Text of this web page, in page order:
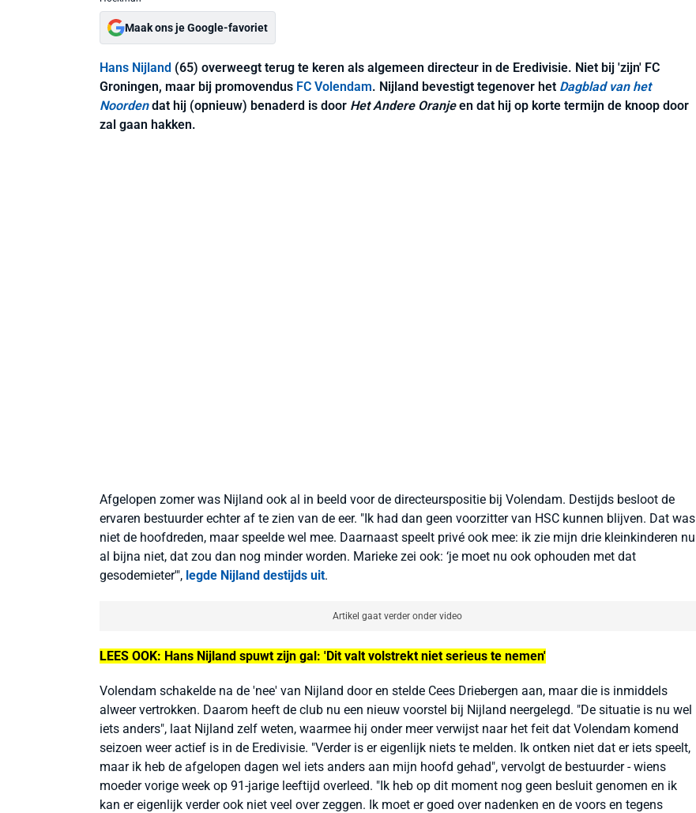
Maak ons je Google-favoriet
Hans Nijland (65) overweegt terug te keren als algemeen directeur in de Eredivisie. Niet bij 'zijn' FC
Groningen, maar bij promovendus FC Volendam. Nijland bevestigt tegenover het Dagblad van het
Noordendat hij (opnieuw) benaderd is door Het Andere Oranjeen dat hij op korte termijn de knoop door
zal gaan hakken.
Afgelopen zomer was Nijland ook al in beeld voor de directeurspositie bij Volendam. Destijds besloot de
ervaren bestuurder echter af te zien van de eer. "Ik had dan geen voorzitter van HSC kunnen blijven. Dat was
niet de hoofdreden, maar speelde wel mee. Daarnaast speelt privé ook mee: ik zie mijn drie kleinkinderen nu
al bijna niet, dat zou dan nog minder worden. Marieke zei ook: ‘je moet nu ook ophouden met dat
gesodemieter'", legde Nijland destijds uit.
Artikel gaat verder onder video
LEES OOK: Hans Nijland spuwt zijn gal: 'Dit valt volstrekt niet serieus te nemen'
Volendam schakelde na de 'nee' van Nijland door en stelde Cees Driebergen aan, maar die is inmiddels
alweer vertrokken. Daarom heeft de club nu een nieuw voorstel bij Nijland neergelegd. "De situatie is nu wel
iets anders", laat Nijland zelf weten, waarmee hij onder meer verwijst naar het feit dat Volendam komend
seizoen weer actief is in de Eredivisie. "Verder is er eigenlijk niets te melden. Ik ontken niet dat er iets speelt,
maar ik heb de afgelopen dagen wel iets anders aan mijn hoofd gehad", vervolgt de bestuurder - wiens
moeder vorige week op 91-jarige leeftijd overleed. "Ik heb op dit moment nog geen besluit genomen en ik
kan er eigenlijk verder ook niet veel over zeggen. Ik moet er goed over nadenken en de voors en tegens